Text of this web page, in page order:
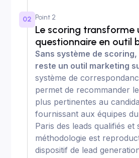
02 Point 2
Le scoring transforme
questionnaire en outil
Sans système de
reste un outil marketing
système de
permet de recommander
plus pertinentes au
fournissant aux équipes
Paris des leads qualifiés et
méthodologie est
dispositif de lead